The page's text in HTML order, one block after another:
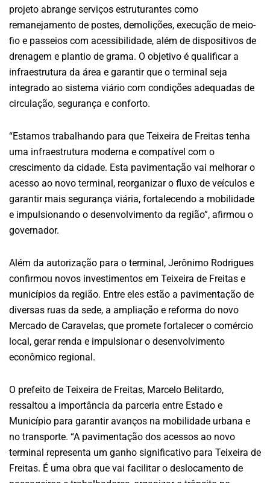
projeto abrange serviços estruturantes como
remanejamento de postes, demolições, execução de meio-
fio e passeios com acessibilidade, além de dispositivos de
drenagem e plantio de grama. O objetivo é qualificar a
infraestrutura da área e garantir que o terminal seja
integrado ao sistema viário com condições adequadas de
circulação, segurança e conforto.
“Estamos trabalhando para que Teixeira de Freitas tenha
uma infraestrutura moderna e compatível com o
crescimento da cidade. Esta pavimentação vai melhorar o
acesso ao novo terminal, reorganizar o fluxo de veículos e
garantir mais segurança viária, fortalecendo a mobilidade
e impulsionando o desenvolvimento da região”, afirmou o
governador.
Além da autorização para o terminal, Jerônimo Rodrigues
confirmou novos investimentos em Teixeira de Freitas e
municípios da região. Entre eles estão a pavimentação de
diversas ruas da sede, a ampliação e reforma do novo
Mercado de Caravelas, que promete fortalecer o comércio
local, gerar renda e impulsionar o desenvolvimento
econômico regional.
O prefeito de Teixeira de Freitas, Marcelo Belitardo,
ressaltou a importância da parceria entre Estado e
Município para garantir avanços na mobilidade urbana e
no transporte. “A pavimentação dos acessos ao novo
terminal representa um ganho significativo para Teixeira de
Freitas. É uma obra que vai facilitar o deslocamento de